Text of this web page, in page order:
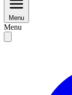
Menu
Menu